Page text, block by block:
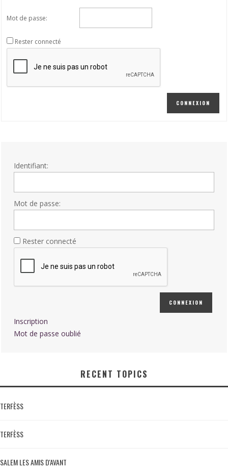
Mot de passe:
Rester connecté
CONNEXION
Identifiant:
Mot de passe:
Rester connecté
CONNEXION
Inscription
Mot de passe oublié
RECENT TOPICS
TERFÈSS
TERFÈSS
SALEM LES AMIS D'AVANT